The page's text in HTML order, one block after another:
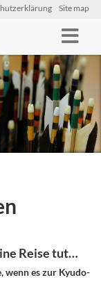
Site map
Reise tut…
wenn es zur Kyudo-